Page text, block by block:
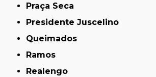
Praça Seca
Presidente Juscelino
Queimados
Ramos
Realengo